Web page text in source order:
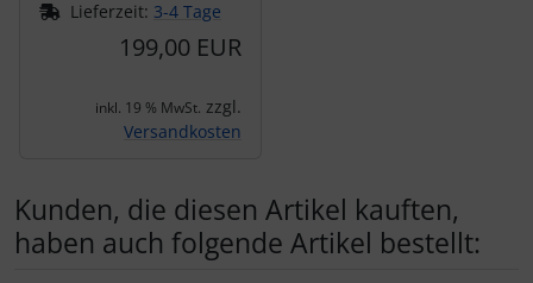
Lieferzeit: 3-4 Tage
199,00 EUR
inkl. 19 % MwSt. zzgl.
Versandkosten
Kunden, die diesen Artikel kauften,
haben auch folgende Artikel bestellt: